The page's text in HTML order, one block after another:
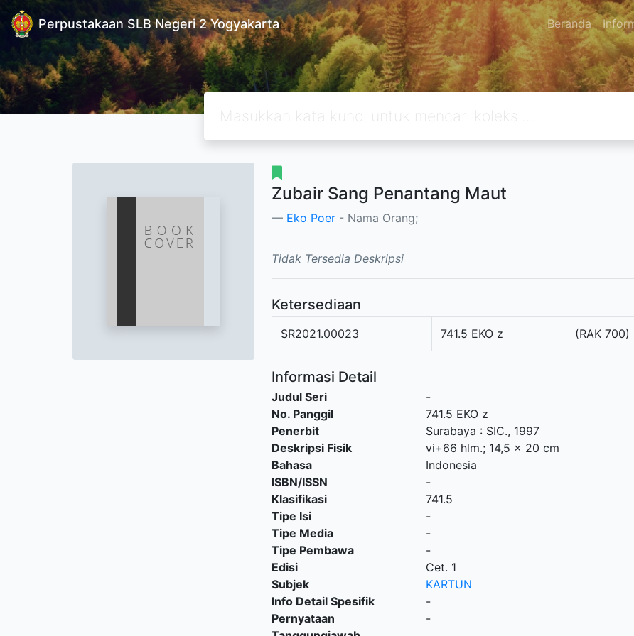
Perpustakaan SLB Negeri 2 Yogyakarta Beranda
Zubair Sang Penantang Maut
Eko Poer - Nama Orang;
Tidak Tersedia Deskripsi
Ketersediaan
SR2021.00023 741.5 EKO z (RAK 700)
Informasi Detail
Judul Seri
-
No. Panggil
741.5 EKO z
Penerbit
Surabaya : SIC., 1997
Deskripsi Fisik
vi+66 hlm.; 14,5 x 20 cm
Bahasa
Indonesia
ISBN/ISSN
-
Klasifikasi
741.5
Tipe Isi
-
Tipe Media
-
Tipe Pembawa
-
Edisi
Cet. 1
Subjek
KARTUN
Info Detail Spesifik
-
Pernyataan
-